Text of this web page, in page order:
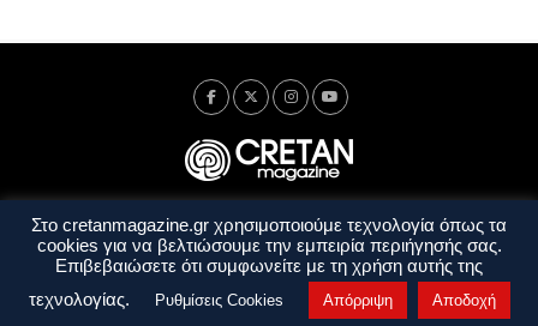
Ταυτότητα Πολιτική Απορρήτου
Όροι Χρήσης
Όροι και Προϋποθέσεις
Στο cretanmagazine.gr χρησιμοποιούμε τεχνολογία όπως τα
cookies για να βελτιώσουμε την εμπειρία περιήγησής σας.
Επιβεβαιώσετε ότι συμφωνείτε με τη χρήση αυτής της
τεχνολογίας.
Ρυθμίσεις Cookies Απόρριψη Αποδοχή